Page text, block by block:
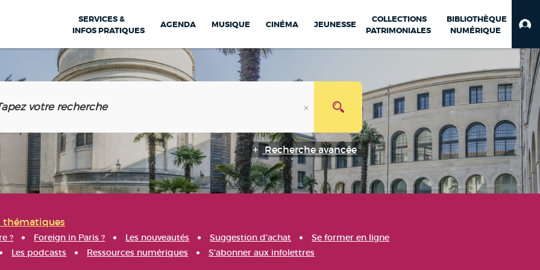
SERVICES &
INFOS PRATIQUES
AGENDA MUSIQUE CINÉMA JEUNESSE
COLLECTIONS
PATRIMONIALES
BIBLIOTHÈQUE
NUMÉRIQUE
Recherche avancée
thématiques
? Foreign in Paris ? Les nouveautés Suggestion d'achat
Se former en ligne
Les podcasts Ressources numériques S'abonner aux infolettres